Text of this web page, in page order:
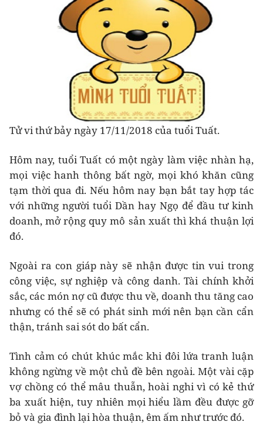
Tử vi thứ bảy ngày 17/11/2018 của tuổi Tuất.
Hôm nay, tuổi Tuất có một ngày làm việc nhàn hạ,
mọi việc hanh thông bất ngờ, mọi khó khăn cũng
tạm thời qua đi. Nếu hôm nay bạn bắt tay hợp tác
với những người tuổi Dần hay Ngọ để đầu tư kinh
doanh, mở rộng quy mô sản xuất thì khá thuận lợi
đó.
Ngoài ra con giáp này sẽ nhận được tin vui trong
công việc, sự nghiệp và công danh. Tài chính khởi
sắc, các món nợ cũ được thu về, doanh thu tăng cao
nhưng có thể sẽ có phát sinh mới nên bạn cần cẩn
thận, tránh sai sót do bất cẩn.
Tình cảm có chút khúc mắc khi đôi lứa tranh luận
không ngừng về một chủ đề bên ngoài. Một vài cặp
vợ chồng có thể mâu thuẫn, hoài nghi vì có kẻ thứ
ba xuất hiện, tuy nhiên mọi hiểu lầm đều được gỡ
bỏ và gia đình lại hòa thuận, êm ấm như trước đó.